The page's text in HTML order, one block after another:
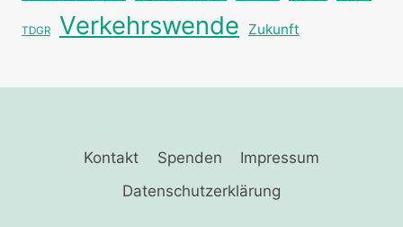
TDGR Verkehrswende Zukunft
Kontakt Spenden
Impressum
Datenschutzerklärung